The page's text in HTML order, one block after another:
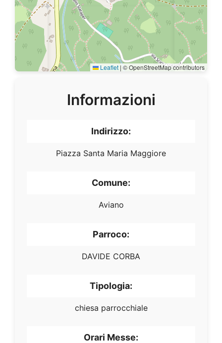
Leaflet | © OpenStreetMap contributors
Informazioni
Indirizzo:
Piazza Santa Maria Maggiore
Comune:
Aviano
Parroco:
DAVIDE CORBA
Tipologia:
chiesa parrocchiale
Orari Messe: